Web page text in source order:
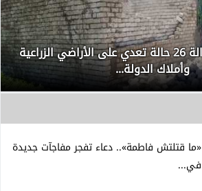
محافظ أسيوط : إزالة 26 حالة تعدي على الأراضي الزراعية
وأملاك الدولة...
«ما قتلتش فاطمة».. دعاء تفجر مفاجآت جديدة
في...